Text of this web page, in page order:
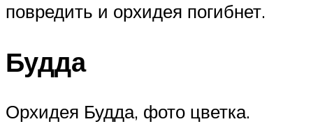
повредить и орхидея погибнет.
Будда
Орхидея Будда, фото цветка.